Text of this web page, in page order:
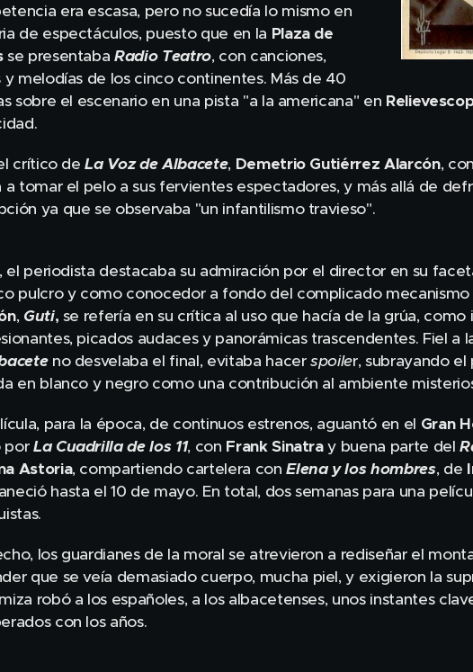
era escasa, pero no sucedía lo mismo en
de espectáculos, puesto que en la Plaza de
se presentabaRadio Teatro, con canciones,
y melodías de los cinco continentes. Más de 40
sobre el escenario en una pista "a la americana" en
crítico deLa Voz de Albacete, Demetrio Gutiérrez Alarcón,
a tomar el pelo a sus fervientes espectadores, y más allá de
ya que se observaba "un infantilismo travieso".
el periodista destacaba su admiración por el director en su
pulcro y como conocedor a fondo del complicado mecanismo
, Guti, se refería en su crítica al uso que hacía de la grúa,
picados audaces y panorámicas trascendentes. Fiel
no desvelaba el final, evitaba hacerspoiler, subrayando el
en blanco y negro como una contribución al ambiente
para la época, de continuos estrenos, aguantó en el Gran
porLa Cuadrilla de los 11, con Frank Sinatray buena parte del
Astoria, compartiendo cartelera conElena y los hombres, de
hasta el 10 de mayo. En total, dos semanas para una
los guardianes de la moral se atrevieron a rediseñar el
que se veía demasiado cuerpo, mucha piel, y exigieron la
robó a los españoles, a los albacetenses, unos instantes
con los años.